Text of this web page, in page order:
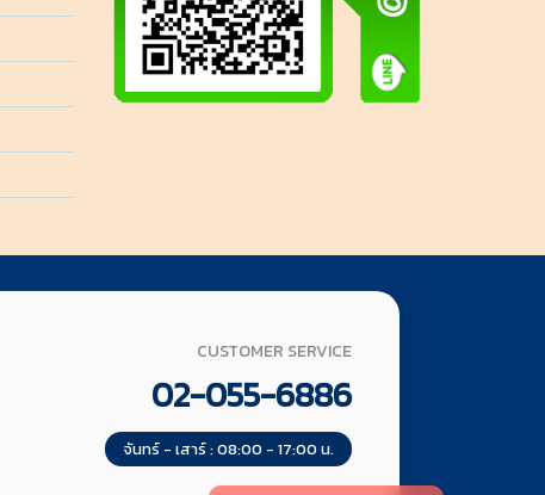
CUSTOMER SERVICE
02-055-6886
จันทร์ - เสาร์ : 08:00 - 17:00 น.